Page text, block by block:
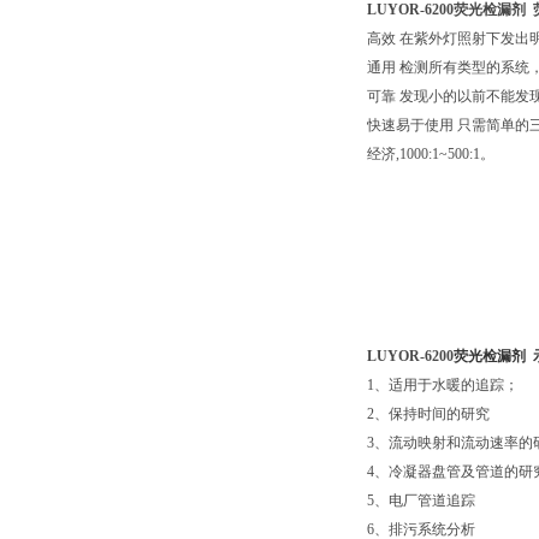
LUYOR-6200荧光检漏剂
高效 在紫外灯照射下发出
通用 检测所有类型的系统
可靠 发现小的以前不能发
快速易于使用 只需简单的
经济,1000:1~500:1。
LUYOR-6200荧光检漏剂
1、适用于水暖的追踪；
2、保持时间的研究
3、流动映射和流动速率的
4、冷凝器盘管及管道的研
5、电厂管道追踪
6、排污系统分析